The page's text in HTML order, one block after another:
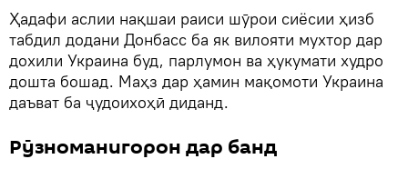
Ҳадафи аслии нақшаи раиси шӯрои сиёсии ҳизб
табдил додани Донбасс ба як вилояти мухтор дар
дохили Украина буд, парлумон ва ҳукумати худро
дошта бошад. Маҳз дар ҳамин мақомоти Украина
даъват ба ҷудоихоҳӣ диданд.
Рӯзноманигорон дар банд